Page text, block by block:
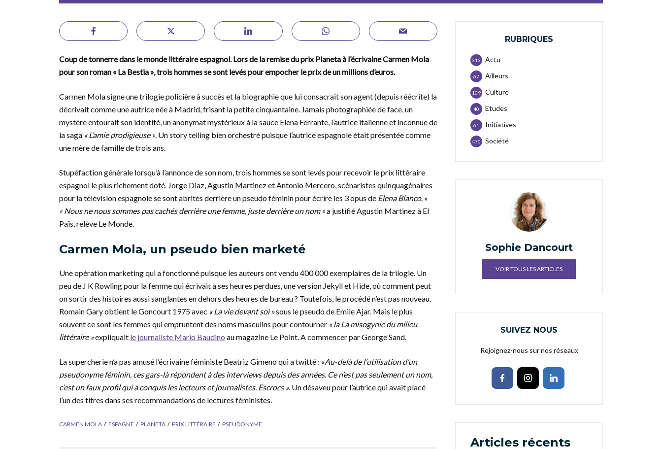
Coup de tonnerre dans le monde littéraire espagnol. Lors de la remise du prix Planeta à l’écrivaine Carmen Mola
pour son roman « La Bestia », trois hommes se sont levés pour empocher le prix de un millions d’euros.
Carmen Mola signe une trilogie policière à succès et la biographie que lui consacrait son agent (depuis réécrite) la
décrivait comme une autrice née à Madrid, frisant la petite cinquantaine. Jamais photographiée de face, un
mystère entourait son identité, un anonymat mystérieux à la sauce Elena Ferrante, l’autrice italienne et inconnue de
la saga « L’amie prodigieuse ». Un story telling bien orchestré puisque l’autrice espagnole était présentée comme
une mère de famille de trois ans.
Stupéfaction générale lorsqu’à l’annonce de son nom, trois hommes se sont levés pour recevoir le prix littéraire
espagnol le plus richement doté. Jorge Diaz, Agustin Martinez et Antonio Mercero, scénaristes quinquagénaires
pour la télévision espagnole se sont abrités derrière un pseudo féminin pour écrire les 3 opus de Elena Blanco. «
« Nous ne nous sommes pas cachés derrière une femme, juste derrière un nom »a justifié Agustin Martinez à El
Païs, relève Le Monde.
Carmen Mola, un pseudo bien marketé
Une opération marketing qui a fonctionné puisque les auteurs ont vendu 400 000 exemplaires de la trilogie. Un
peu de J K Rowling pour la femme qui écrivait à ses heures perdues, une version Jekyll et Hide, où comment peut
on sortir des histoires aussi sanglantes en dehors des heures de bureau ? Toutefois, le procédé n’est pas nouveau.
Romain Gary obtient le Goncourt 1975 avec « La vie devant soi »sous le pseudo de Emile Ajar. Mais le plus
souvent ce sont les femmes qui empruntent des noms masculins pour contourner « la La misogynie du milieu
littéraire »expliquait le journaliste Mario Baudino au magazine Le Point. A commencer par George Sand.
La supercherie n’a pas amusé l’écrivaine féministe Beatriz Gimeno qui a twitté : «Au-delà de l’utilisation d’un
pseudonyme féminin, ces gars-là répondent à des interviews depuis des années. Ce n’est pas seulement un nom,
c’est un faux profil qui a conquis les lecteurs et journalistes. Escrocs ». Un désaveu pour l’autrice qui avait placé
l’un des titres dans ses recommandations de lectures féministes.
CARMEN MOLA ESPAGNE PLANETA PRIX LITTÉRAIRE PSEUDONYME
RUBRIQUES
Actu
313
Ailleurs
67
Culture
109
Etudes
40
Initiatives
61
Société
470
Sophie Dancourt
VOIR TOUS LES ARTICLES
SUIVEZ NOUS
Rejoignez-nous sur nos réseaux
Articles récents